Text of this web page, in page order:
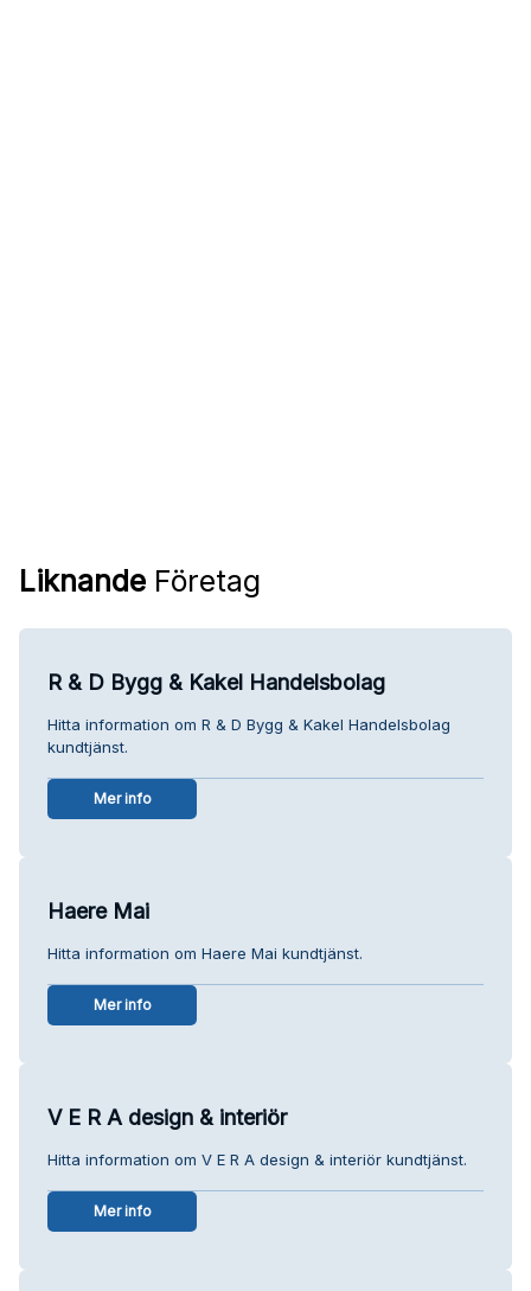
Liknande Företag
R & D Bygg & Kakel Handelsbolag
Hitta information om R & D Bygg & Kakel Handelsbolag
kundtjänst.
Mer info
Haere Mai
Hitta information om Haere Mai kundtjänst.
Mer info
V E R A design & interiör
Hitta information om V E R A design & interiör kundtjänst.
Mer info